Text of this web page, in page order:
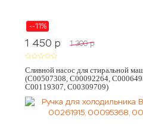
--11%
1 450 p 1 300 p
Сливной насос для стиральной
(C00507308, C00092264,
C00119307, C00309709)